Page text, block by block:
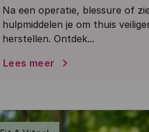
Na een operatie, blessure of
hulpmiddelen je om thuis
herstellen. Ontdek...
Lees meer